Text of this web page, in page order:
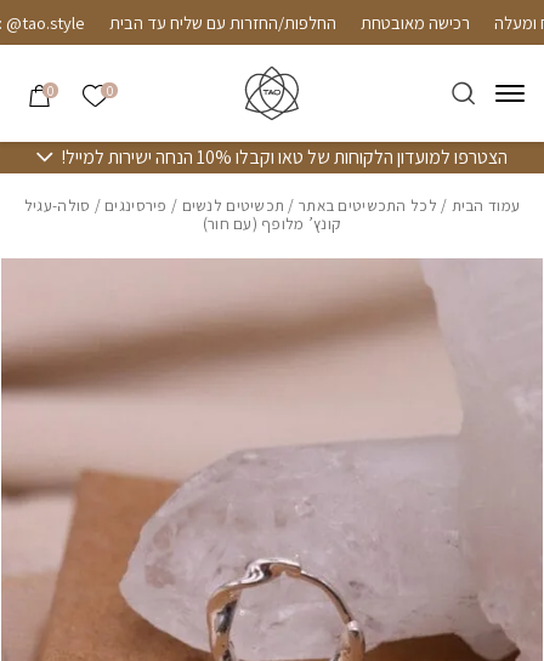
Skip to Contentרכישה מאובטחת החלפות/החזרות עם שליח עד הבית
0 הרשימה
0
הצטרפו למועדון הלקוחות של טאו וקבלו 10% הנחה ישירות למייל!
עמוד הבית / לכל התכשיטים באתר/ תכשיטים לנשים / פירסינגים / סולה-עגיל
קונץ’ מלופף (עם חור)
בחזרה למעלה